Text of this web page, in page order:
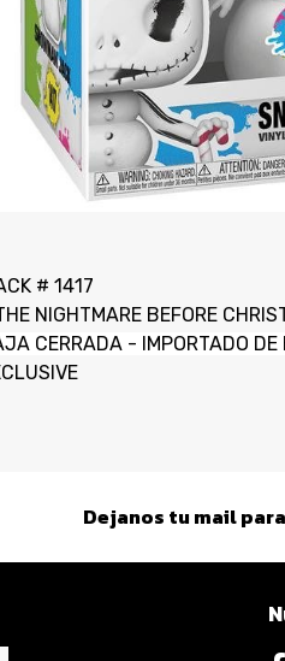
# 1417
NIGHTMARE BEFORE
CERRADA - IMPORTADO DE
Dejanos tu mail